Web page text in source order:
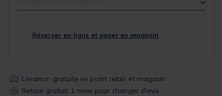
Réserver en ligne et payer en magasin
Livraison gratuite en point relais et magasin
Retour gratuit, 1 mois pour changer d’avis